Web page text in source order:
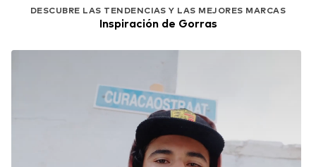
DESCUBRE LAS TENDENCIAS Y LAS MEJORES MARCAS
Inspiración de Gorras